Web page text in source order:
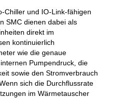
Chiller und IO-Link-fähigen
SMC dienen dabei als
direkt im
kontinuierlich
wie die genaue
Pumpendruck, die
sowie den Stromverbrauch
sich die Durchflussrate
im Wärmetauscher